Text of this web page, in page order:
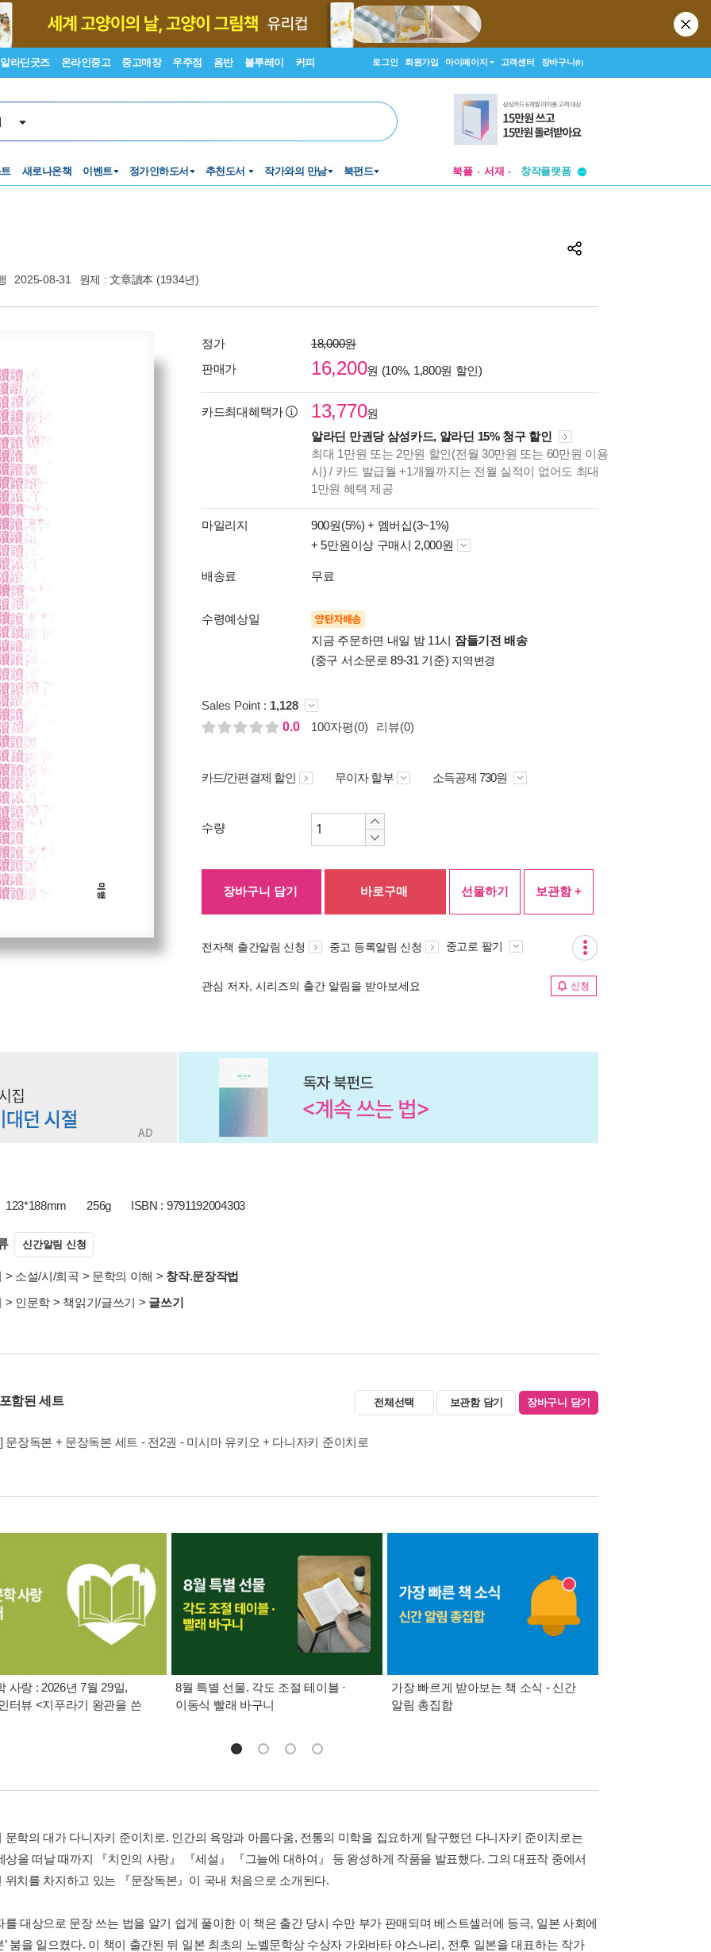
알라딘굿즈 온라인중고 중고매장 우주점 음반 블루레이 커피 로그인 회원가입 마이페이지 고객센터 장바구니(0)
새로나온책 이벤트 정가인하도서 추천도서 작가와의 만남 북펀드 북플 서재
투비컨티뉴드
2025-08-31 원제 : 文章讀本 (1934년)
정가
18,000원
판매가
16,200원 (10%, 1,800원 할인)
카드최대혜택가 13,770원
알라딘 만권당 삼성카드, 알라딘 15% 청구 할인
최대 1만원 또는 2만원 할인(전월 30만원 또는 60만원 이용
시) / 카드 발급월 +1개월까지는 전월 실적이 없어도 최대
1만원 혜택 제공
마일리지 900원(5%) + 멤버십(3~1%)
+ 5만원이상 구매시 2,000원
배송료 무료
수령예상일 양탄자배송
지금 주문하면 내일 밤 11시 잠들기전 배송
(중구 서소문로 89-31 기준) 지역변경
Sales Point : 1,128
0.0
100자평(0) 리뷰(0)
카드/간편결제 할인 무이자 할부 소득공제 730원
수량
장바구니 담기 바로구매 선물하기 보관함 +
전자책 출간알림 신청 중고 등록알림 신청 중고로 팔기
관심 저자, 시리즈의 출간 알림을 받아보세요 신청
123*188mm 256g ISBN : 9791192004303
신간알림 신청
> 소설/시/희곡 > 문학의 이해 > 창작.문장작법
> 인문학 > 책읽기/글쓰기 > 글쓰기
함된 세트 전체선택 보관함 담기 장바구니 담기
문장독본 + 문장독본 세트 - 전2권 - 미시마 유키오 + 다니자키 준이치로
사랑 : 2026년 7월 29일,
터뷰 <지푸라기 왕관을 쓴
8월 특별 선물. 각도 조절 테이블 ·
이동식 빨래 바구니
가장 빠르게 받아보는 책 소식 - 신간
알림 총집합
문학의 대가 다니자키 준이치로. 인간의 욕망과 아름다움, 전통의 미학을 집요하게 탐구했던 다니자키 준이치로는
상을 떠날 때까지 『치인의 사랑』 『세설』 『그늘에 대하여』 등 왕성하게 작품을 발표했다. 그의 대표작 중에서
위치를 차지하고 있는 『문장독본』이 국내 처음으로 소개된다.
를 대상으로 문장 쓰는 법을 알기 쉽게 풀이한 이 책은 출간 당시 수만 부가 판매되며 베스트셀러에 등극, 일본 사회에
’ 붐을 일으켰다. 이 책이 출간된 뒤 일본 최초의 노벨문학상 수상자 가와바타 야스나리, 전후 일본을 대표하는 작가